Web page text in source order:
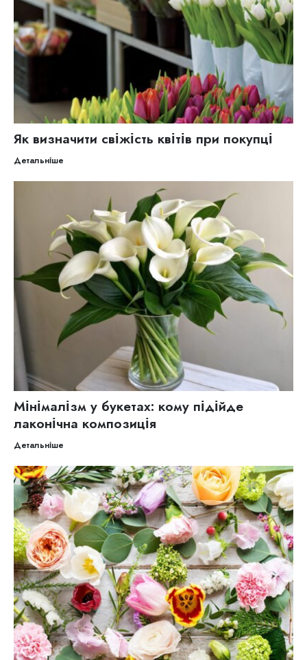
Як визначити свіжість квітів при покупці
Детальніше
Мінімалізм у букетах: кому підійде
лаконічна композиція
Детальніше